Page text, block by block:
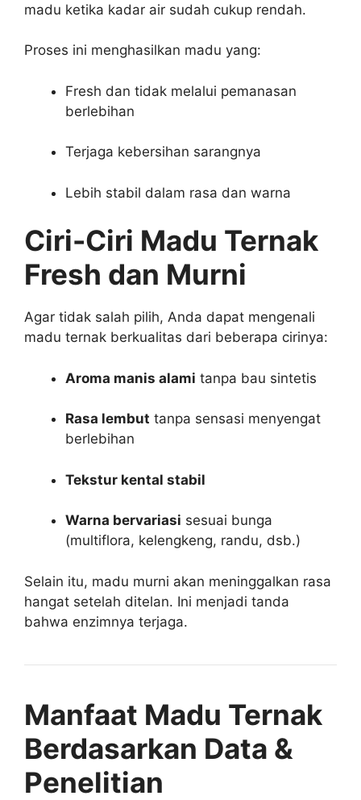
madu ketika kadar air sudah cukup rendah.
Proses ini menghasilkan madu yang:
Fresh dan tidak melalui pemanasan
berlebihan
Terjaga kebersihan sarangnya
Lebih stabil dalam rasa dan warna
Ciri-Ciri Madu Ternak
Fresh dan Murni
Agar tidak salah pilih, Anda dapat mengenali
madu ternak berkualitas dari beberapa cirinya:
Aroma manis alami tanpa bau sintetis
Rasa lembut tanpa sensasi menyengat
berlebihan
Tekstur kental stabil
Warna bervariasi sesuai bunga
(multiflora, kelengkeng, randu, dsb.)
Selain itu, madu murni akan meninggalkan rasa
hangat setelah ditelan. Ini menjadi tanda
bahwa enzimnya terjaga.
Manfaat Madu Ternak
Berdasarkan Data &
Penelitian